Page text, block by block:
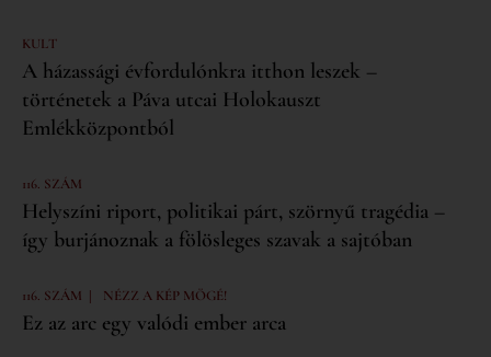
KULT
A házassági évfordulónkra itthon leszek –
történetek a Páva utcai Holokauszt
Emlékközpontból
116. SZÁM
Helyszíni riport, politikai párt, szörnyű tragédia –
így burjánoznak a fölösleges szavak a sajtóban
116. SZÁM | NÉZZ A KÉP MÖGÉ!
Ez az arc egy valódi ember arca